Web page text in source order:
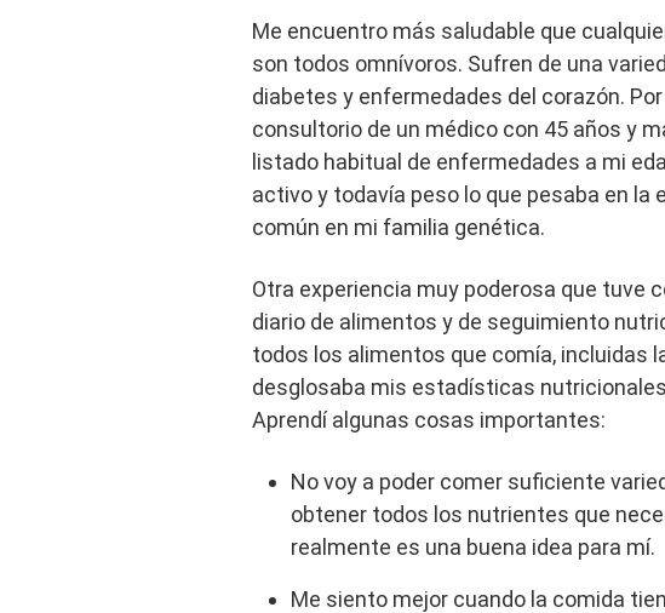
Me encuentro más saludable que
son todos omnívoros. Sufren de una
diabetes y enfermedades del corazón.
consultorio de un médico con 45 años y
listado habitual de enfermedades a mi
activo y todavía peso lo que pesaba en la
común en mi familia genética.
Otra experiencia muy poderosa que tuve
diario de alimentos y de seguimiento
todos los alimentos que comía, incluidas
desglosaba mis estadísticas
Aprendí algunas cosas importantes:
No voy a poder comer suficiente
obtener todos los nutrientes que
realmente es una buena idea para mí.
Me siento mejor cuando la comida